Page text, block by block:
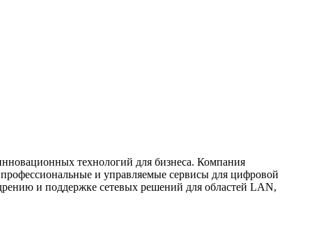
технологий для бизнеса. Компания
и управляемые сервисы для цифровой
и поддержке сетевых решений для областей LAN,